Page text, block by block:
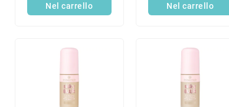
Nel carrello Nel carrello